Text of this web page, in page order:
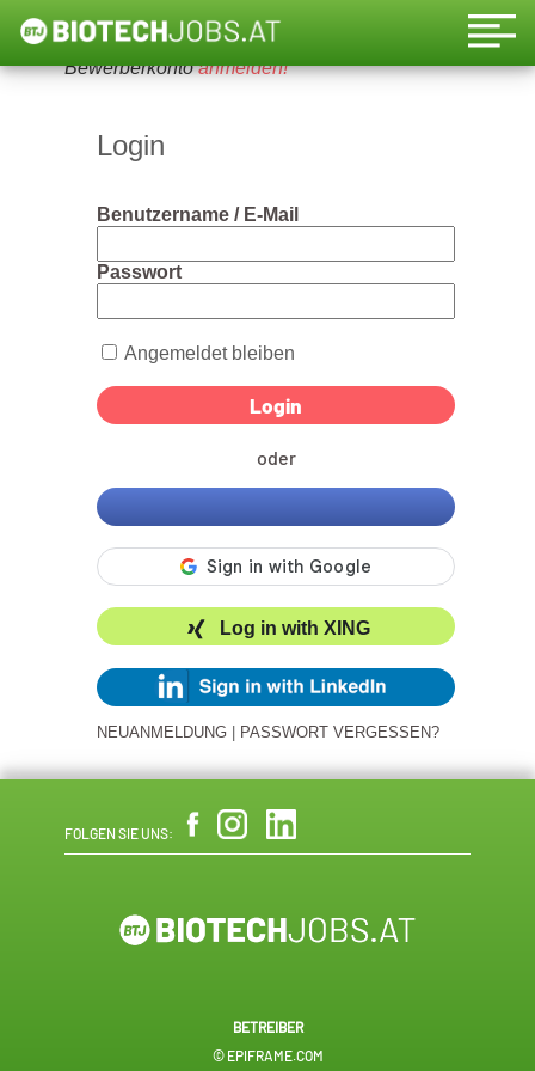
Um diese Funktion nutzen zu können, bitte ein
Bewerberkontoanmelden!
Login
Benutzername / E-Mail
Passwort
Angemeldet bleiben
oder
Log in with XING
NEUANMELDUNG PASSWORT VERGESSEN?
FOLGEN SIE UNS:
BETREIBER
© EPIFRAME.COM